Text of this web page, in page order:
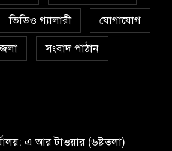
বিআইডব্লিউটিএর সহকারী সমন্বয়
কর্মকর্তা আহসান হাবীবের বিরুদ্ধে
কোটি কোটি টাকার অবৈধ সম্পদ
দেহভোগ: অতিরিক্ত ডিআইজি
জহিরুলের বিরুদ্ধে গ্রেপ্তারি পরোয়ানা
ভিডিও গ্যালারী যোগাযোগ
সংবাদ পাঠান
এ আর টাওয়ার (৬ষ্টতলা)